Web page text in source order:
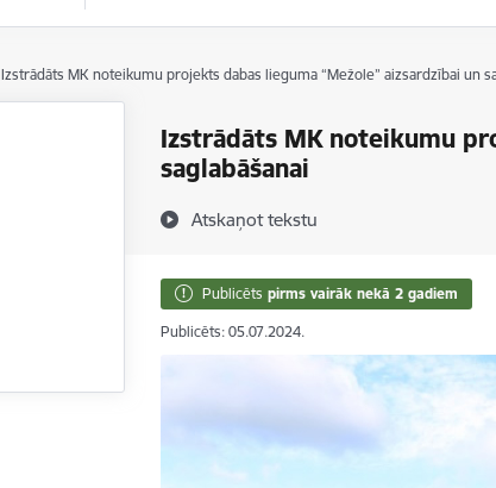
Izstrādāts MK noteikumu projekts dabas lieguma “Mežole” aizsardzībai un
Izstrādāts MK noteikumu
saglabāšanai
Atskaņot tekstu
Publicēts pirms vairāk nekā 2 gadiem
Publicēts: 05.07.2024.